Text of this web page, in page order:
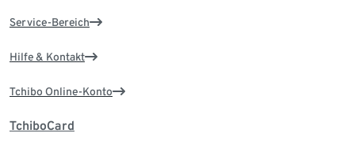
Service-Bereich
Hilfe & Kontakt
Tchibo Online-Konto
TchiboCard